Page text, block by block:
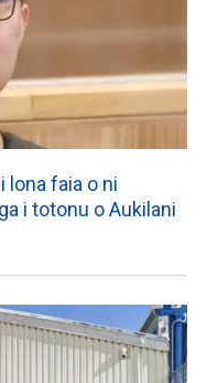
lona faia o ni
i totonu o Aukilani